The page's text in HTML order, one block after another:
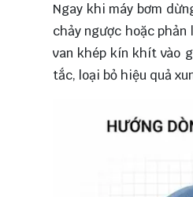
Ngay khi máy bơm
chảy ngược hoặc
van khép kín khít vào
tắc, loại bỏ hiệu quả